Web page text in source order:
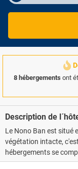
8 hébergements ont
Description de
Le Nono Ban est situé
végétation intacte,
hébergements se
équipées, chacune